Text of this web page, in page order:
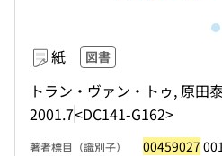
紙 図書
トラン・ヴァン・トゥ, 原田
2001.7<DC141-G162>
著者標目（識別子） 00459027